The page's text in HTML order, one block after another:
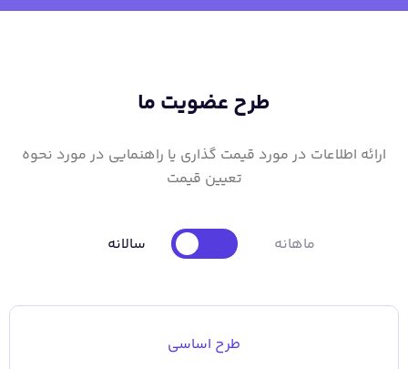
طرح عضویت ما
ارائه اطلاعات در مورد قیمت گذاری یا راهنمایی در مورد نحوه
تعیین قیمت
ماهانه سالانه
طرح اساسی